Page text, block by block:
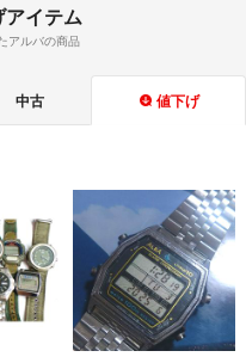
イテム
アルバの商品
中古 値下げ